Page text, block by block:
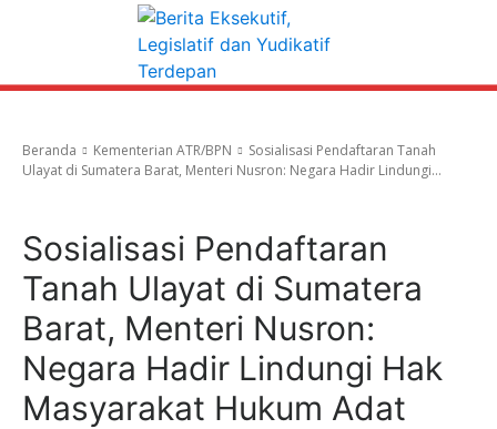
Beranda Kementerian ATR/BPN
Sosialisasi Pendaftaran Tanah
Ulayat di Sumatera Barat, Menteri Nusron: Negara Hadir Lindungi...
Sosialisasi Pendaftaran
Tanah Ulayat di Sumatera
Barat, Menteri Nusron:
Negara Hadir Lindungi Hak
Masyarakat Hukum Adat